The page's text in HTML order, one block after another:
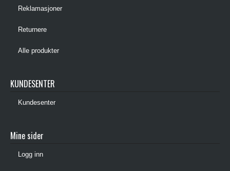
Reklamasjoner
Returnere
Alle produkter
KUNDESENTER
Kundesenter
Mine sider
Logg inn